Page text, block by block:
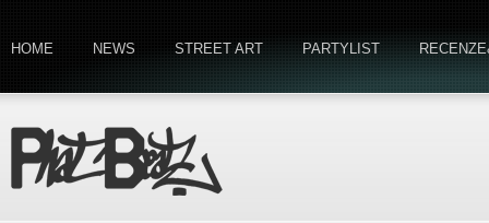
HOME NEWS STREET ART PARTYLIST